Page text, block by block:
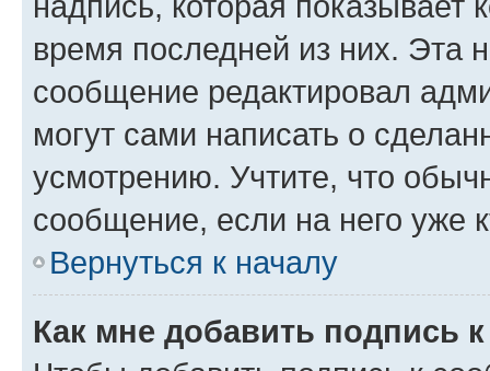
время последней из них. Эта
сообщение редактировал
могут сами написать о
усмотрению. Учтите, что
сообщение, если на него уже
Вернуться к началу
Как мне добавить подпись